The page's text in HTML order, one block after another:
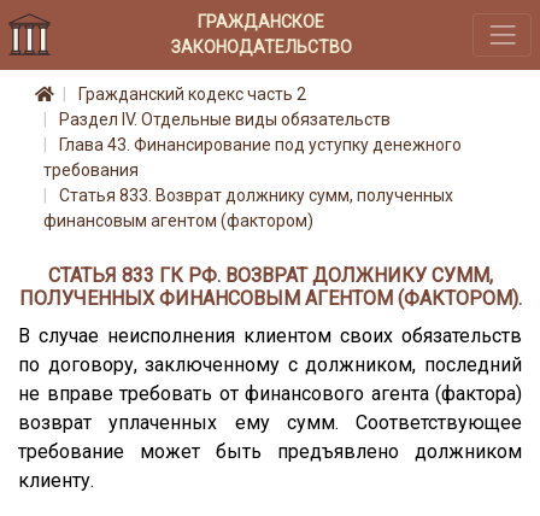
ГРАЖДАНСКОЕ
ЗАКОНОДАТЕЛЬСТВО
Гражданский кодекс часть 2
Раздел IV. Отдельные виды обязательств
Глава 43. Финансирование под уступку денежного
требования
Статья 833. Возврат должнику сумм, полученных
финансовым агентом (фактором)
СТАТЬЯ 833 ГК РФ. ВОЗВРАТ ДОЛЖНИКУ СУММ,
ПОЛУЧЕННЫХ ФИНАНСОВЫМ АГЕНТОМ (ФАКТОРОМ).
В случае неисполнения клиентом своих обязательств
по договору, заключенному с должником, последний
не вправе требовать от финансового агента (фактора)
возврат уплаченных ему сумм. Соответствующее
требование может быть предъявлено должником
клиенту.